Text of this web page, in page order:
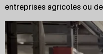
entreprises agricoles ou